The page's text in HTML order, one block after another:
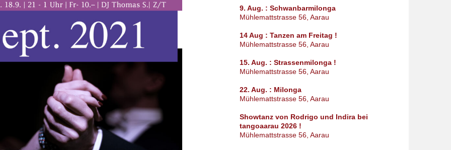
9. Aug. : Schwanbarmilonga
Mühlemattstrasse 56, Aarau
14 Aug : Tanzen am Freitag !
Mühlemattstrasse 56, Aarau
15. Aug. : Strassenmilonga !
Mühlemattstrasse 56, Aarau
22. Aug. : Milonga
Mühlemattstrasse 56, Aarau
Showtanz von Rodrigo und Indira bei
tangoaarau 2026 !
Mühlemattstrasse 56, Aarau